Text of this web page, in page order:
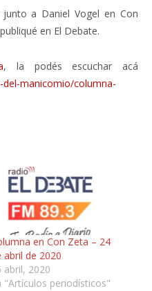
a Daniel Vogel en Con
en El Debate.
, la podés escuchar acá
manicomio/columna-
en Con Zeta – 24
abril de 2020
abril, 2020
"Artículos periodísticos"